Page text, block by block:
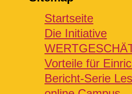
Startseite
Die Initiative
Vorteile für
Bericht-Serie